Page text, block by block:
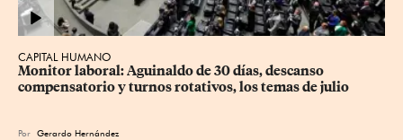
CAPITAL HUMANO
Monitor laboral: Aguinaldo de 30 días, descanso
compensatorio y turnos rotativos, los temas de julio
Por Gerardo Hernández